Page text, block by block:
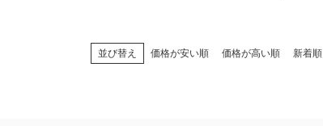
並び替え 価格が安い順 価格が高い順 新着順